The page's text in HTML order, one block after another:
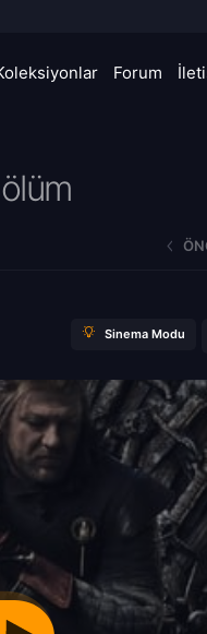
Forum
Sinema Modu